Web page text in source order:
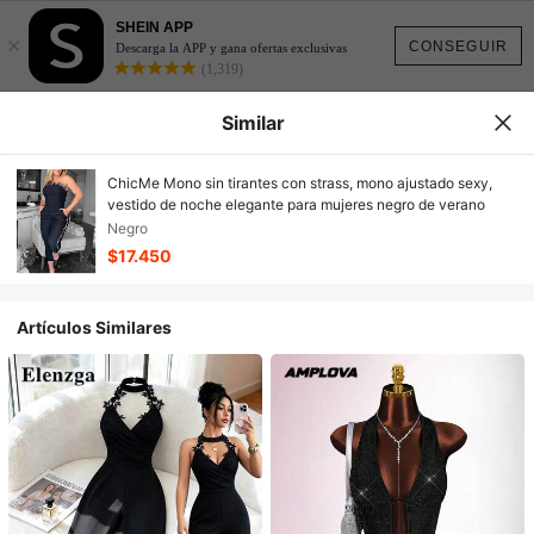
CONSEGUIR
×
SHEIN APP
Descarga la APP y gana ofertas exclusivas
(1,319)
Similar
ChicMe Mono sin tirantes con strass, mono ajustado sexy,
vestido de noche elegante para mujeres negro de verano
Negro
$17.450
Artículos Similares